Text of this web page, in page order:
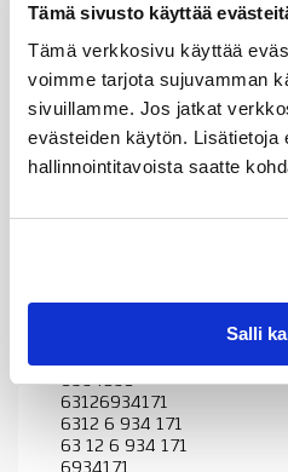
Tämä sivusto käyttää
Tämä verkkosivu käyttää
voimme tarjota sujuvamman
sivuillamme. Jos jatkat
evästeiden käytön. Lisätietoja
hallinnointitavoista saatte
Salli
63 12 6 934 836
63126941634
6312 6 941 634
63 12 6 941 634
6941634
63127189312
6312 7 189 312
6934836
63126934171
6312 6 934 171
63 12 6 934 171